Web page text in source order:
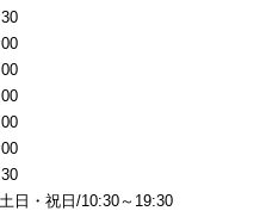
日・祝日/10:30～19:30